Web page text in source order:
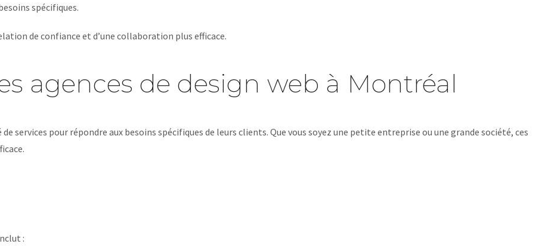
spécifiques.
de confiance et d’une collaboration plus efficace.
agences de design web à Montréal
services pour répondre aux besoins spécifiques de leurs clients. Que vous soyez une petite entreprise ou une grande société, ces
: